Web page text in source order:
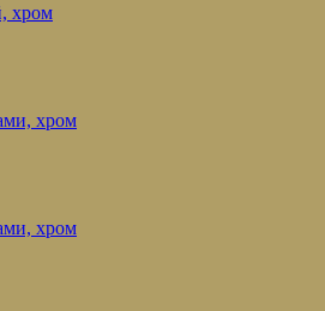
хром
хром
хром